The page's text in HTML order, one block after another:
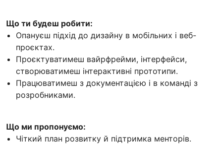
Що ти будеш робити:
Опануєш підхід до дизайну в мобільних і веб-
проєктах.
Проєктуватимеш вайрфрейми, інтерфейси,
створюватимеш інтерактивні прототипи.
Працюватимеш з документацією і в команді з
розробниками.
Що ми пропонуємо:
Чіткий план розвитку й підтримка менторів.